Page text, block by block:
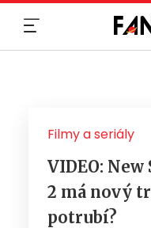
Filmy a seriály
VIDEO:
2 má nový
potrubí?